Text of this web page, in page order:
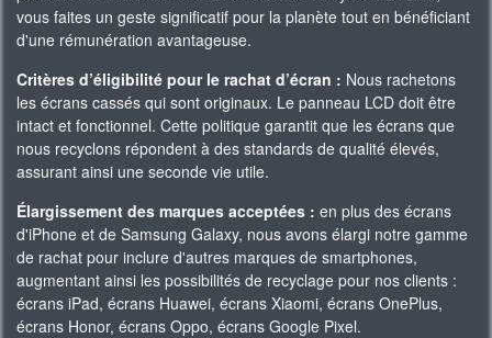
vous faites un geste significatif pour la planète tout en bénéficiant
d'une rémunération avantageuse.
Critères d’éligibilité pour le rachat d’écran : Nous rachetons
les écrans cassés qui sont originaux. Le panneau LCD doit être
intact et fonctionnel. Cette politique garantit que les écrans que
nous recyclons répondent à des standards de qualité élevés,
assurant ainsi une seconde vie utile.
Élargissement des marques acceptées : en plus des écrans
d'iPhone et de Samsung Galaxy, nous avons élargi notre gamme
de rachat pour inclure d'autres marques de smartphones,
augmentant ainsi les possibilités de recyclage pour nos clients :
écrans iPad, écrans Huawei, écrans Xiaomi, écrans OnePlus,
écrans Honor, écrans Oppo, écrans Google Pixel.